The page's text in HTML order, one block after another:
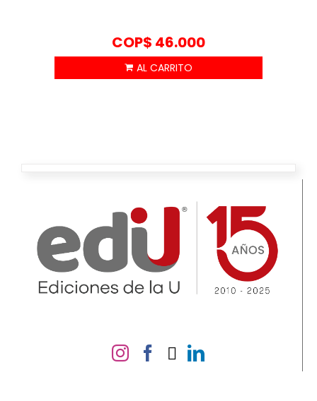
COP$ 46.000